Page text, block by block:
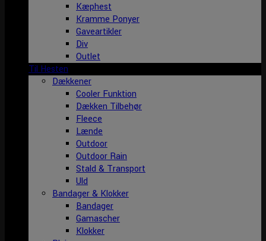
Kæphest
Kramme Ponyer
Gaveartikler
Div
Outlet
Til Hesten
Dækkener
Cooler Funktion
Dækken Tilbehør
Fleece
Lænde
Outdoor
Outdoor Rain
Stald & Transport
Uld
Bandager & Klokker
Bandager
Gamascher
Klokker